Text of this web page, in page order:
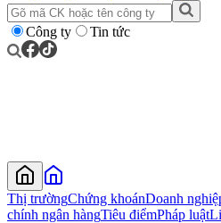
Công ty Tin tức
Thị trườngChứng khoánDoanh
chính ngân hàngTiêu điểmPháp luật